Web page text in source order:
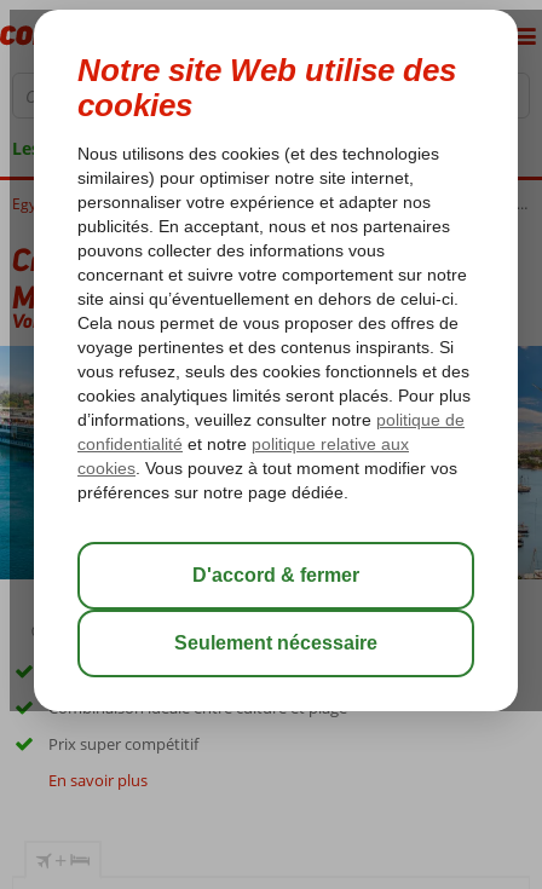
Les garanties de vacances
Luxor Croisières sur le Nil Croisière sur le Nil 5* & Hurghada Marriott Beach Resort 5*
Croisière sur le Nil 5* & Hurghada
Marriott Beach Resort 5*
Voir description (option 2)
04:50 sauver
7 nuits croisière et 7 nuits d'hôtel
Combinaison idéale entre culture et plage
Prix super compétitif
En savoir plus
+